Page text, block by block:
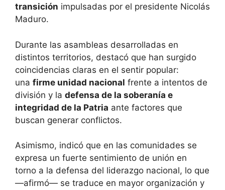
transición impulsadas por el presidente Nicolás
Maduro.
Durante las asambleas desarrolladas en
distintos territorios, destacó que han surgido
coincidencias claras en el sentir popular:
una firme unidad nacional frente a intentos de
división y la defensa de la soberanía e
integridad de la Patria ante factores que
buscan generar conflictos.
Asimismo, indicó que en las comunidades se
expresa un fuerte sentimiento de unión en
torno a la defensa del liderazgo nacional, lo que
—afirmó— se traduce en mayor organización y